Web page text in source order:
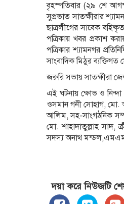
বৃহস্পতিবার (২৯ শে
সুপ্রভাত সাতক্ষীরার
ছাত্রলীগের সাবেক
পত্রিকায় খবর প্রকাশ
পত্রিকার শ্যামনগর
সাংবাদিক মিঠুর ব্যক্তিগত
জরুরি সভায় সাতক্ষীরা
এই ঘটনায় ক্ষোভ ও
ওসমান গনী সোহাগ, মো.
আলিম, সহ-সাংগঠনিক
মো. শাহাদাতুল্লাহ সাদ,
সদস্য অনাথ
দয়া করে নিউজটি